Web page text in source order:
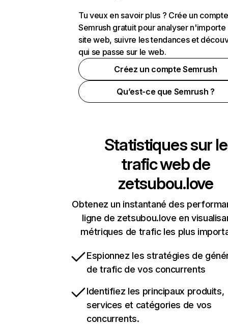
Tu veux en savoir plus ? Crée un compte
Semrush gratuit pour analyser n'importe
site web, suivre les tendances et
qui se passe sur le web.
Créez un compte Semrush
Qu’est-ce que Semrush ?
Statistiques sur le
trafic web de
zetsubou.love
Obtenez un instantané des
ligne de zetsubou.love en
métriques de trafic les plus
Espionnez les stratégies de
de trafic de vos concurrents
Identifiez les principaux produits,
services et catégories de vos
concurrents.